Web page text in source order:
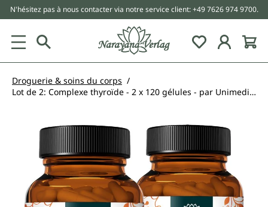
principal
N'hésitez pas à nous contacter via notre service client: +49 7626 974 9700.
Droguerie & soins du corps
Lot de 2: Complexe thyroïde - 2 x 120 gélules - par Unimedica
Ignorer la galerie d'images